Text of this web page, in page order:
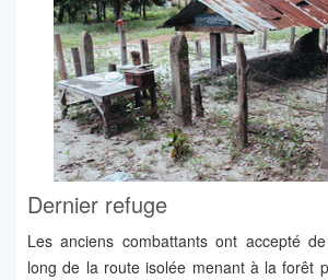
Dernier refuge
Les anciens combattants ont accepté
long de la route isolée menant à la forêt